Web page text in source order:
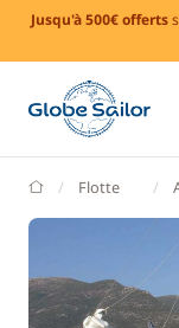
Jusqu'à 500€ offerts
GlobeSailor
Flotte